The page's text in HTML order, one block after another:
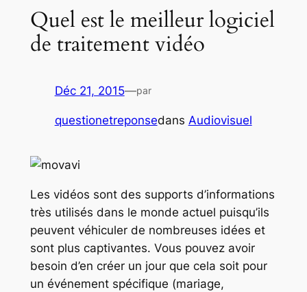
Quel est le meilleur logiciel
de traitement vidéo
Déc 21, 2015—par
questionetreponsedans Audiovisuel
Les vidéos sont des supports d’informations
très utilisés dans le monde actuel puisqu’ils
peuvent véhiculer de nombreuses idées et
sont plus captivantes. Vous pouvez avoir
besoin d’en créer un jour que cela soit pour
un événement spécifique (mariage,